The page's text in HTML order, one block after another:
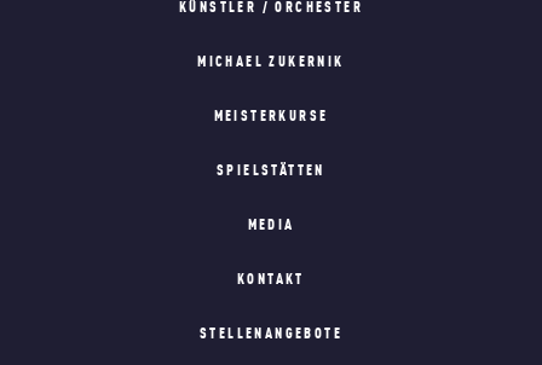
KÜNSTLER / ORCHESTER
MICHAEL ZUKERNIK
MEISTERKURSE
SPIELSTÄTTEN
MEDIA
KONTAKT
STELLENANGEBOTE